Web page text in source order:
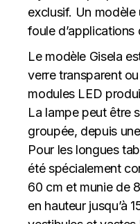
exclusif. Un modèle
foule d’applications
Le modèle Gisela
verre transparent
modules LED
La lampe peut être
groupée, depuis
Pour les longues
été spécialement
60 cm et munie de
en hauteur jusqu’à